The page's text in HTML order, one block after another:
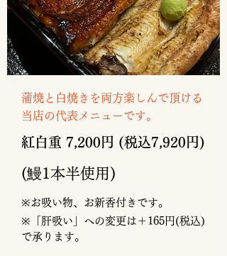
​蒲焼と白焼きを両方楽しんで頂ける
当店の代表メニューです。
​紅白重 7,200円 (税込7,920円)
​(鰻1本半使用)
※お吸い物、お新香付きです。
※「肝吸い」への変更は＋165円(税込)
で承ります。